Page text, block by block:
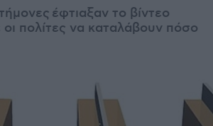
έφτιαξαν το βίντεο
πολίτες να καταλάβουν πόσο